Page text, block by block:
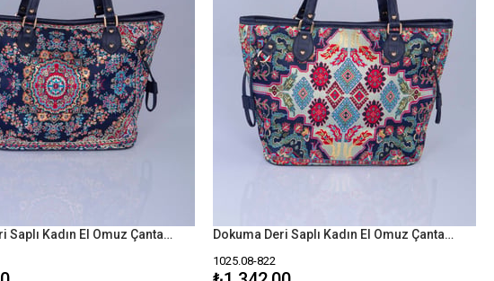
Dokuma Deri Saplı Kadın El Omuz Çanta Mottif İstanbul Otantik 1025 Dokuma Deri Saplı Kadın El Omuz Çanta Mottif İstanbul Otantik 1025
1025.08-822